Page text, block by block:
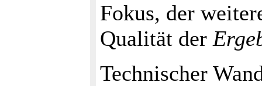
Fokus, der
Qualität der
Technischer